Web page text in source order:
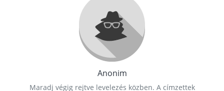
Anonim
Maradj végig rejtve levelezés közben. A címzettek